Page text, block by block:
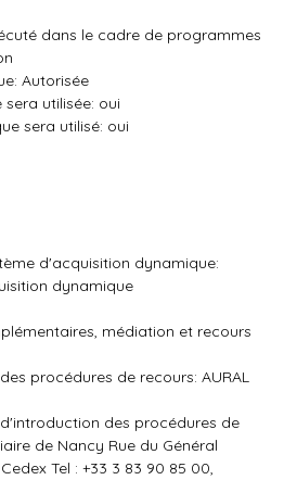
dans le cadre de programmes
Autorisée
utilisée: oui
sera utilisé: oui
d'acquisition dynamique:
dynamique
médiation et recours
procédures de recours: AURAL
des procédures de
de Nancy Rue du Général
Tel : +33 3 83 90 85 00,